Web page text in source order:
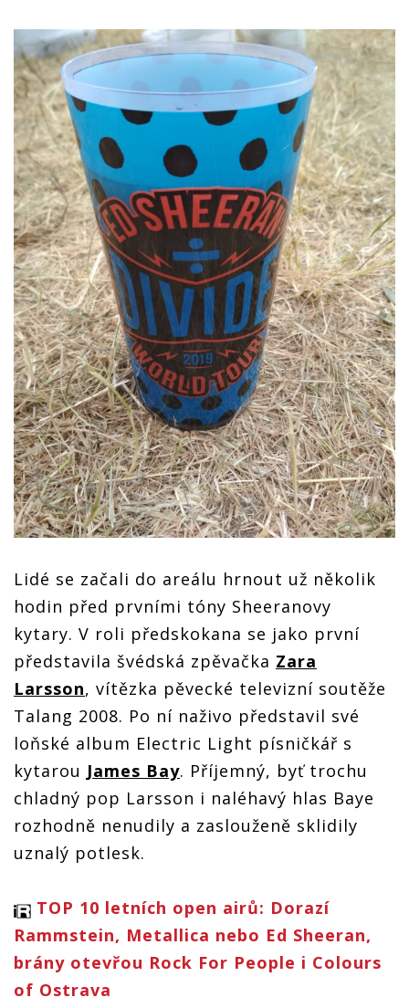
Lidé se začali do areálu hrnout už několik
hodin před prvními tóny Sheeranovy
kytary. V roli předskokana se jako první
představila švédská zpěvačka Zara
Larsson, vítězka pěvecké televizní soutěže
Talang 2008. Po ní naživo představil své
loňské album Electric Light písničkář s
kytarou James Bay. Příjemný, byť trochu
chladný pop Larsson i naléhavý hlas Baye
rozhodně nenudily a zaslouženě sklidily
uznalý potlesk.
TOP 10 letních open airů: Dorazí
Rammstein, Metallica nebo Ed Sheeran,
brány otevřou Rock For People i Colours
of Ostrava